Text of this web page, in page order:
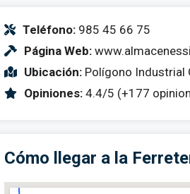
Teléfono:985 45 66 75
Página Web:
Ubicación:Polígono Industrial
Opiniones:4.4/5 (+177
Cómo llegar a la